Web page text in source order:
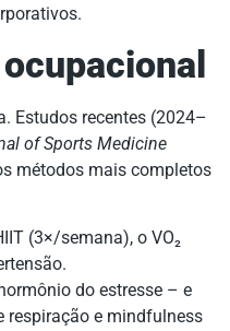
Estudos recentes (2024–
of Sports Medicine
métodos mais completos
(3×/semana), o VO₂
do estresse – e
respiração e mindfulness